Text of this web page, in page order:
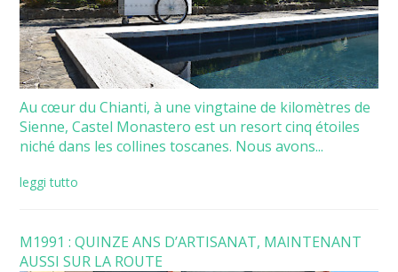
Au cœur du Chianti, à une vingtaine de kilomètres de
Sienne, Castel Monastero est un resort cinq étoiles
niché dans les collines toscanes. Nous avons...
leggi tutto
M1991 : QUINZE ANS D’ARTISANAT, MAINTENANT
AUSSI SUR LA ROUTE